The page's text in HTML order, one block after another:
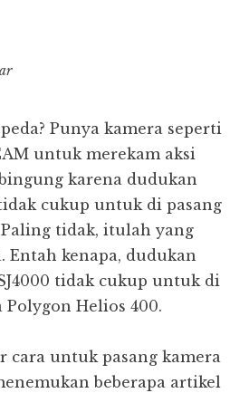
Punya kamera seperti
untuk merekam aksi
karena dudukan
cukup untuk di pasang
Paling tidak, itulah yang
Entah kenapa, dudukan
tidak cukup untuk di
Polygon Helios 400.
cara untuk pasang kamera
beberapa artikel